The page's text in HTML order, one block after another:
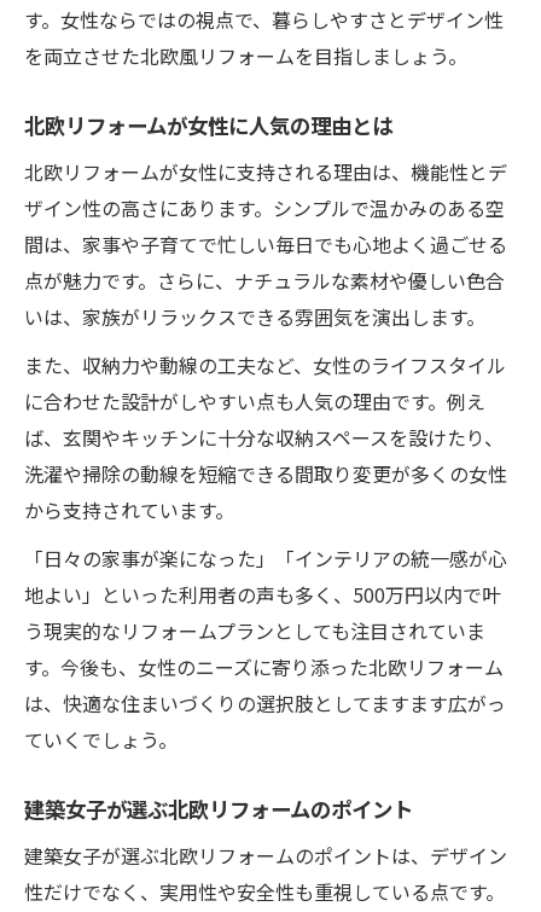
す。女性ならではの視点で、暮らしやすさとデザイン性
を両立させた北欧風リフォームを目指しましょう。
北欧リフォームが女性に人気の理由とは
北欧リフォームが女性に支持される理由は、機能性とデ
ザイン性の高さにあります。シンプルで温かみのある空
間は、家事や子育てで忙しい毎日でも心地よく過ごせる
点が魅力です。さらに、ナチュラルな素材や優しい色合
いは、家族がリラックスできる雰囲気を演出します。
また、収納力や動線の工夫など、女性のライフスタイル
に合わせた設計がしやすい点も人気の理由です。例え
ば、玄関やキッチンに十分な収納スペースを設けたり、
洗濯や掃除の動線を短縮できる間取り変更が多くの女性
から支持されています。
「日々の家事が楽になった」「インテリアの統一感が心
地よい」といった利用者の声も多く、500万円以内で叶
う現実的なリフォームプランとしても注目されていま
す。今後も、女性のニーズに寄り添った北欧リフォーム
は、快適な住まいづくりの選択肢としてますます広がっ
ていくでしょう。
建築女子が選ぶ北欧リフォームのポイント
建築女子が選ぶ北欧リフォームのポイントは、デザイン
性だけでなく、実用性や安全性も重視している点です。